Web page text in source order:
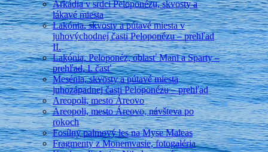
Arkádia v srdci Peloponézu, skvosty a
lákavé miesta
Lakónia, skvosty a pútavé miesta v
juhovýchodnej časti Peloponézu – prehľad
II.
Lakónia, Peloponéz, oblasť Mani a Sparty –
prehľad, I. časť
Mesénia, skvosty a pútavé miesta
juhozápadnej časti Peloponézu – prehľad
Areopoli, mesto Áreovo
Areopoli, mesto Áreovo, návšteva po
rokoch
Fosílny palmový les na Myse Maleas
Fragmenty z Monemvasie, fotogaléria